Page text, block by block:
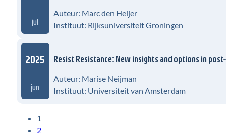
jul
Auteur: Marc den Heijer
Instituut: Rijksuniversiteit Groningen
2025
jun
Resist Resistance: New insights and options in
Auteur: Marise Neijman
Instituut: Universiteit van Amsterdam
1
2